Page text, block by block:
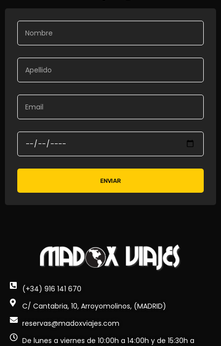
ENVIAR
(+34) 916 141 670
C/ Cantabria, 10, Arroyomolinos, (MADRID)
reservas@madoxviajes.com
De lunes a viernes de 10:00h a 14:00h y de 15:30h a